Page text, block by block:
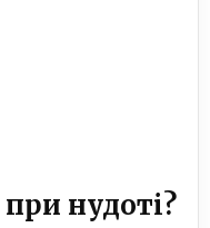
нудоті?